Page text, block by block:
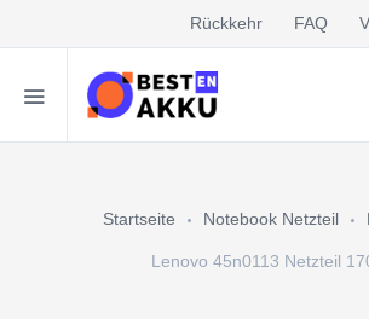
Rückkehr FAQ
Startseite Notebook Netzteil
Lenovo 45n0113 Netzteil